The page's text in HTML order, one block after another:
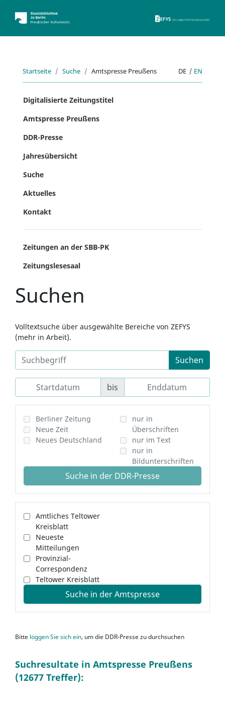
Startseite Suche Amtspresse Preußens DE | EN
Digitalisierte Zeitungstitel
Amtspresse Preußens
DDR-Presse
Jahresübersicht
Suche
Aktuelles
Kontakt
Zeitungen an der SBB-PK
Zeitungslesesaal
Suchen
Volltextsuche über ausgewählte Bereiche von ZEFYS
(mehr in Arbeit).
Suchen
bis
Berliner Zeitung
Neue Zeit
Neues Deutschland
nur in
Überschriften
nur im Text
nur in
Bildunterschriften
Suche in der DDR-Presse
Amtliches Teltower
Kreisblatt
Neueste
Mitteilungen
Provinzial-
Correspondenz
Teltower Kreisblatt
Suche in der Amtspresse
Bitte loggen Sie sich ein, um die DDR-Presse zu durchsuchen
Suchresultate in Amtspresse Preußens
(12677 Treffer):